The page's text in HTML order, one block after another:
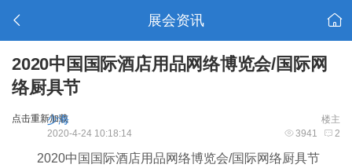
展会资讯
2020中国国际酒店用品网络博览会/国际网
络厨具节
点击重新加载 楼主
少海
3941 2
2020-4-24 10:18:14
2020中国国际酒店用品网络博览会/国际网络厨具节